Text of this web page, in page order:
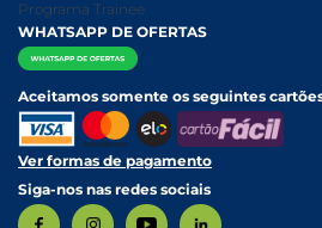
Programa Trainee
WHATSAPP DE OFERTAS
Aceitamos somente os seguintes
Ver formas de pagamento
Siga-nos nas redes sociais